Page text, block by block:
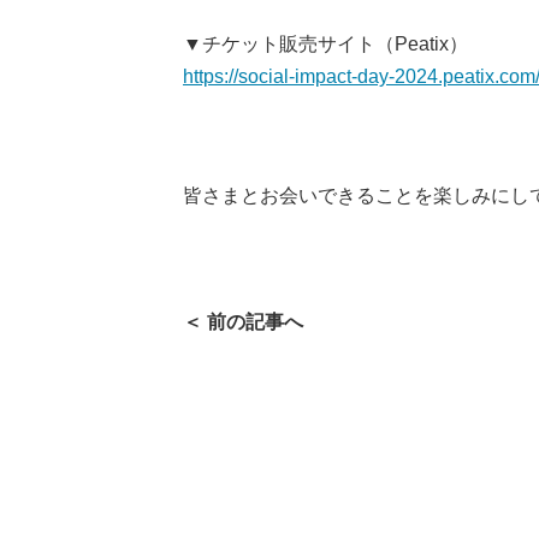
▼チケット販売サイト（Peatix）
https://social-impact-day-2024.peatix.com/
皆さまとお会いできることを楽しみにし
＜ 前の記事へ